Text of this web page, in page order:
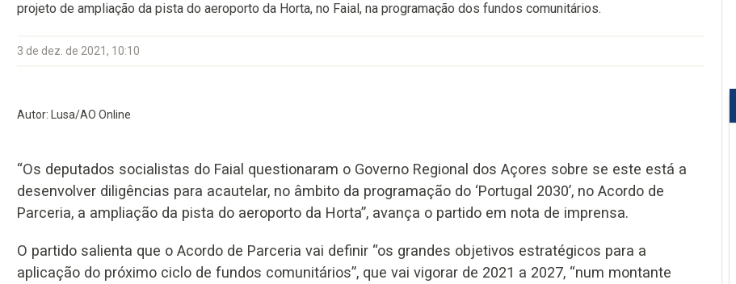
projeto de ampliação da pista do aeroporto da Horta, no Faial, na programação dos fundos comunitários.
3 de dez. de 2021, 10:10
Autor: Lusa/AO Online
“Os deputados socialistas do Faial questionaram o Governo Regional dos Açores sobre se este está a
desenvolver diligências para acautelar, no âmbito da programação do ‘Portugal 2030’, no Acordo de
Parceria, a ampliação da pista do aeroporto da Horta”, avança o partido em nota de imprensa.
O partido salienta que o Acordo de Parceria vai definir “os grandes objetivos estratégicos para a
aplicação do próximo ciclo de fundos comunitários”, que vai vigorar de 2021 a 2027, “num montante